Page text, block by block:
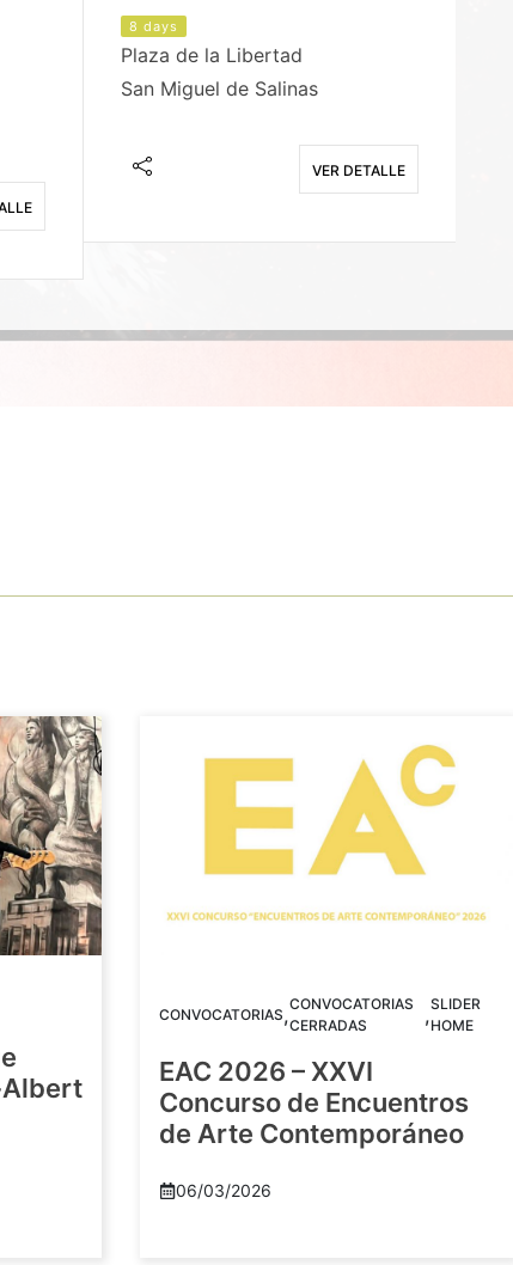
8 days
Plaza de la Libertad
San Miguel de Salinas
VER DETALLE
CONVOCATORIAS,CONVOCATORIAS
CERRADAS
,SLIDER
HOME
EAC 2026 – XXVI
Concurso de Encuentros
de Arte Contemporáneo
06/03/2026